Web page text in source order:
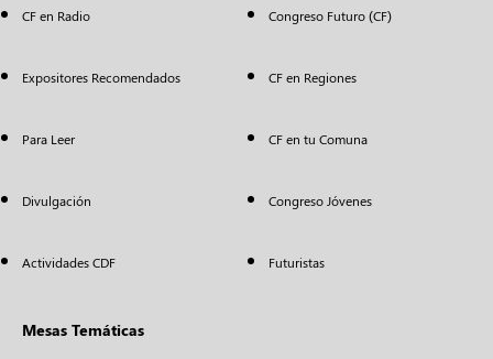
CF en Radio
Expositores Recomendados
Para Leer
Divulgación
Actividades CDF
Congreso Futuro (CF)
CF en Regiones
CF en tu Comuna
Congreso Jóvenes
Futuristas
Mesas Temáticas